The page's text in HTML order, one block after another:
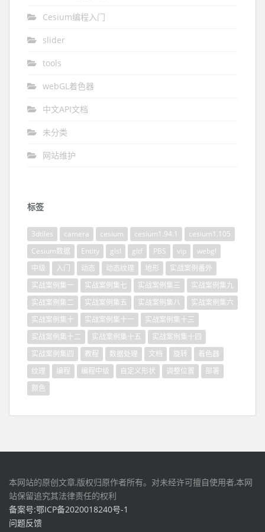
Cesium编程入门
slider
tools
webGL着色器
中文API文档
未分类
网站维护
标签
3dtiles camera cesium cesium1.94.1
cesium1.105
Cesium数据
Entity glsl gltf PBS vip
webgl
中级
入门 动态 动态纹理 地形
实战案例番外
实战案例集一
实战案例集七 实战案例集三
实战案例集九
实战案例集二
实战案例集五 实战案例集八
实战案例集六
实战案例集十
实战案例集十一
实战案例集十三
实战案例集十二
实战案例集十五
实战案例集十四
实战案例集四
教程 数据处理 文档 旋转
着色器
纹理
编程 编程中级 自定义形状 调整位置
部署
颜色
本网站的原创文章,版权归原作者所有。对未经许可擅自使用者,本网
站保留追究其法律责任的权利
备案号:鄂ICP备2020018240号-1
问题反馈